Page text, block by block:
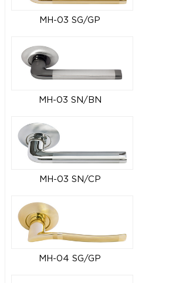
MH-03 SG/GP
MH-03 SN/BN
MH-03 SN/CP
MH-04 SG/GP